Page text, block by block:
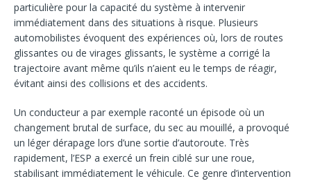
particulière pour la capacité du système à intervenir
immédiatement dans des situations à risque. Plusieurs
automobilistes évoquent des expériences où, lors de routes
glissantes ou de virages glissants, le système a corrigé la
trajectoire avant même qu’ils n’aient eu le temps de réagir,
évitant ainsi des collisions et des accidents.
Un conducteur a par exemple raconté un épisode où un
changement brutal de surface, du sec au mouillé, a provoqué
un léger dérapage lors d’une sortie d’autoroute. Très
rapidement, l’ESP a exercé un frein ciblé sur une roue,
stabilisant immédiatement le véhicule. Ce genre d’intervention